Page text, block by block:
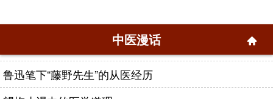
中医漫话
鲁迅笔下“藤野先生”的从医经历